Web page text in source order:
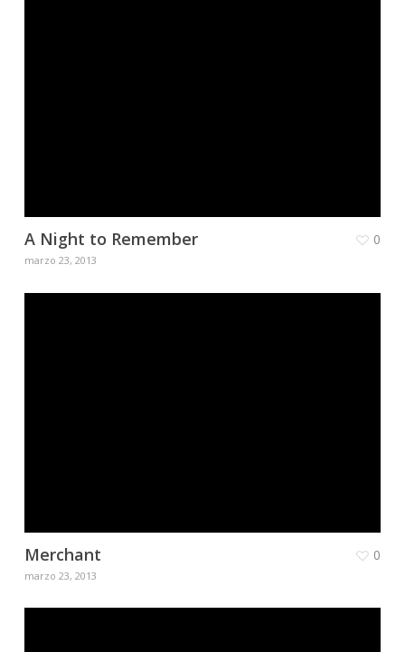
A Night to Remember
marzo 23, 2013
0
Merchant
marzo 23, 2013
0